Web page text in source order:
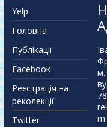
Yelp
Головна
Публікації
Facebook
Реєстрація на
реколекції
Twitter
м.
m